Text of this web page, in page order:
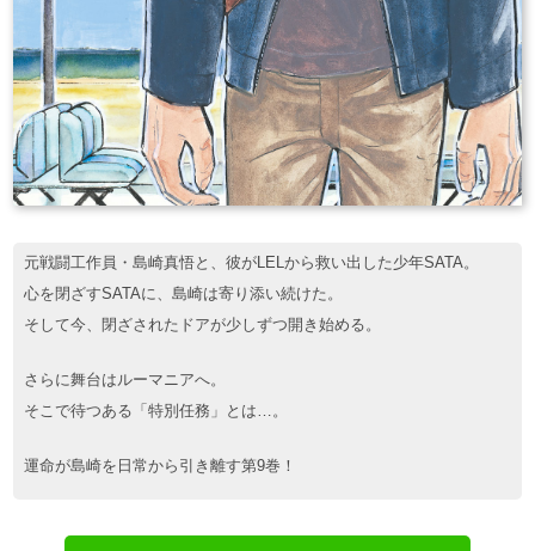
元戦闘工作員・島崎真悟と、彼がLELから救い出した少年SATA。
心を閉ざすSATAに、島崎は寄り添い続けた。
そして今、閉ざされたドアが少しずつ開き始める。
さらに舞台はルーマニアへ。
そこで待つある「特別任務」とは…。
運命が島崎を日常から引き離す第9巻！